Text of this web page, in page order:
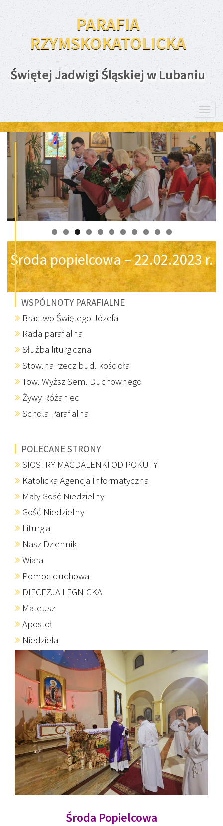
PARAFIA
RZYMSKOKATOLICKA
Świętej Jadwigi Śląskiej w Lubaniu
Środa popielcowa – 22.02.2023 r.
WSPÓLNOTY PARAFIALNE
Bractwo Świętego Józefa
Rada parafialna
Służba liturgiczna
Stow.na rzecz bud. kościoła
Tow. Wyższ Sem. Duchownego
Żywy Różaniec
Schola Parafialna
POLECANE STRONY
SIOSTRY MAGDALENKI OD POKUTY
Katolicka Agencja Informatyczna
Mały Gość Niedzielny
Gość Niedzielny
Liturgia
Nasz Dziennik
Wiara
Pomoc duchowa
DIECEZJA LEGNICKA
Mateusz
Apostoł
Niedziela
Środa Popielcowa